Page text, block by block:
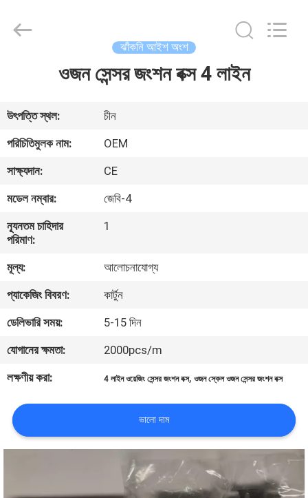
পণ্য
ভিডিও
আমাদের
সম্বন্ধে
কারখানা
পরিদর্শন
গুণমান
নিয়ন্ত্রণ
খবর
Co.,Limited.
ঝাঁকনি আইশ অংশ
ওজন সেন্সর জংশন বক্স 4 লাইন
উৎপত্তি স্থল:
চীন
পরিচিতিমুলক নাম:
OEM
সাক্ষ্যদান:
CE
মডেল নম্বার:
জেবি-4
ন্যূনতম চাহিদার
পরিমাণ:
1
মূল্য:
আলোচনাযোগ্য
প্যাকেজিং বিবরণ:
কার্টুন
ডেলিভারি সময়:
5-15 দিন
যোগানের ক্ষমতা:
2000pcs/m
লক্ষণীয় করা:
4 লাইন ওয়েজিং সেন্সর জংশন বক্স,ওজন স্কেল ওজন সেন্সর জংশন বক্স
ভালো দাম